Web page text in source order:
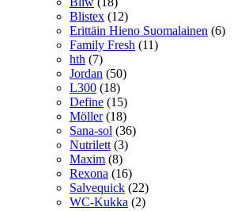
Blistex (12)
Erittäin Hieno Suomalainen (6)
Family Fresh (11)
hth (7)
Jordan (50)
L300 (18)
Define (15)
Möller (18)
Sana-sol (36)
Nutrilett (3)
Maxim (8)
Rexona (16)
Salvequick (22)
WC-Kukka (2)